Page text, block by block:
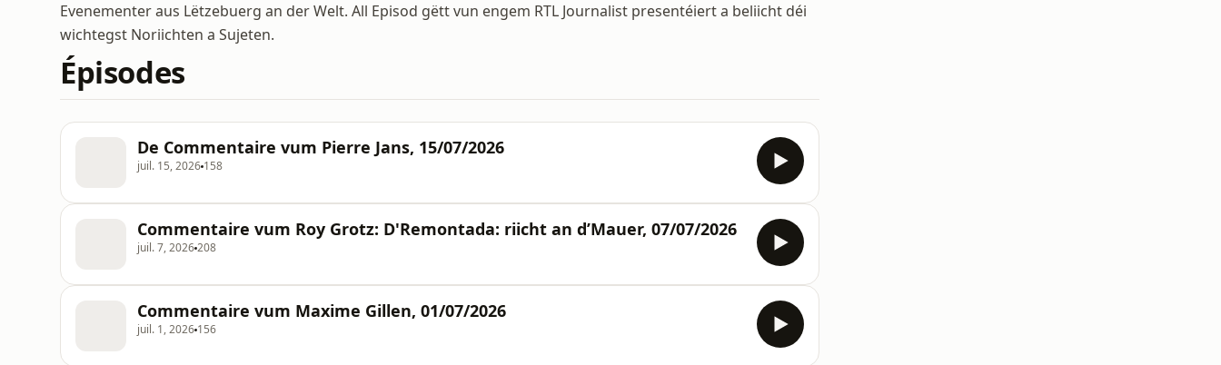
Evenementer aus Lëtzebuerg an der Welt. All Episod gëtt vun engem RTL Journalist presentéiert a beliicht déi
wichtegst Noriichten a Sujeten.
Épisodes
De Commentaire vum Pierre Jans, 15/07/2026
juil. 15, 2026 158
Commentaire vum Roy Grotz: D'Remontada: riicht an d’Mauer, 07/07/2026
juil. 7, 2026208
Commentaire vum Maxime Gillen, 01/07/2026
juil. 1, 2026 156